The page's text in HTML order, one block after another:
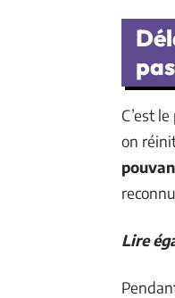
C’est
on
Lire